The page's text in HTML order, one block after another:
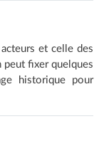
et celle des
peut fixer quelques
historique pour